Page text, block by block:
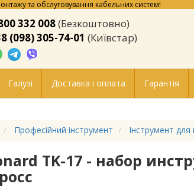
та обслуговування кабельних систем!
332 008(Безкоштовно)
(098) 305-74-01 (Київстар)
Галузі Доставка і оплата Гарантія
Професійний інструмент Інструмент для
TK-17 - набор